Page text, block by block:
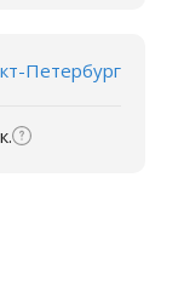
Петербург